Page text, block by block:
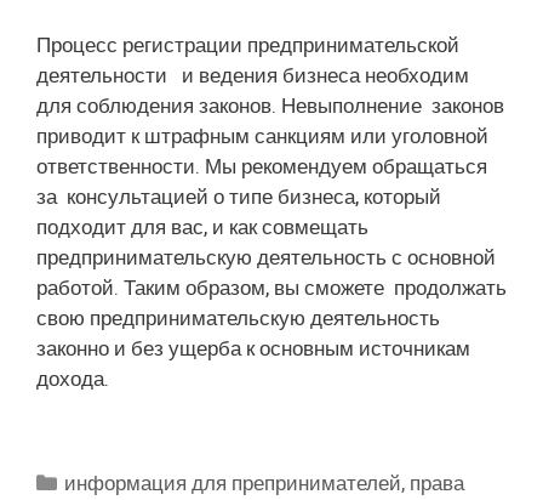
Процесс регистрации предпринимательской
деятельности и ведения бизнеса необходим
для соблюдения законов. Невыполнение законов
приводит к штрафным санкциям или уголовной
ответственности. Мы рекомендуем обращаться
за консультацией о типе бизнеса, который
подходит для вас, и как совмещать
предпринимательскую деятельность с основной
работой. Таким образом, вы сможете продолжать
свою предпринимательскую деятельность
законно и без ущерба к основным источникам
дохода.
Рубрики
информация для препринимателей, права